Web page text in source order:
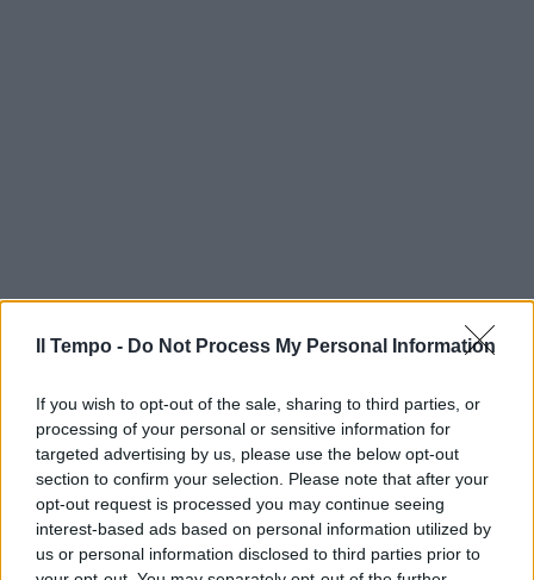
Il Tempo - Do Not Process My Personal Information
If you wish to opt-out of the sale, sharing to third parties, or
processing of your personal or sensitive information for
targeted advertising by us, please use the below opt-out
section to confirm your selection. Please note that after your
opt-out request is processed you may continue seeing
interest-based ads based on personal information utilized by
us or personal information disclosed to third parties prior to